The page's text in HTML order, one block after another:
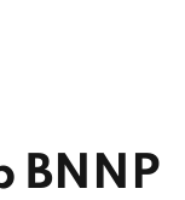
BNNP